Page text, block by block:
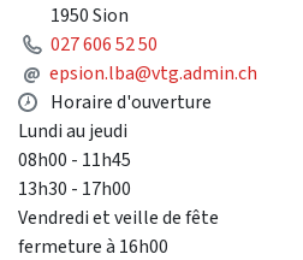
1950 Sion
Phone
027 606 52 50
@ Mail
epsion.lba@vtg.admin.ch
Opening hours
Horaire d'ouverture
Lundi au jeudi
08h00 - 11h45
13h30 - 17h00
Vendredi et veille de fête
fermeture à 16h00